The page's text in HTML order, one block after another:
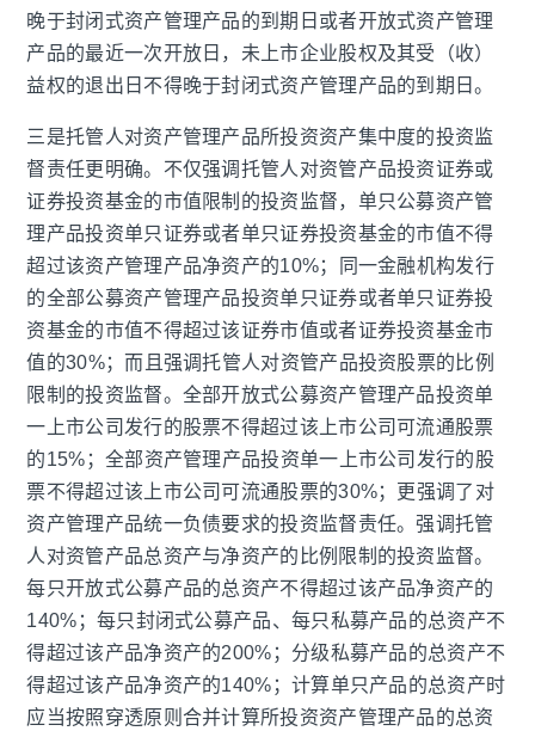
晚于封闭式资产管理产品的到期日或者开放式资产管理
产品的最近一次开放日，未上市企业股权及其受（收）
益权的退出日不得晚于封闭式资产管理产品的到期日。
三是托管人对资产管理产品所投资资产集中度的投资监
督责任更明确。不仅强调托管人对资管产品投资证券或
证券投资基金的市值限制的投资监督，单只公募资产管
理产品投资单只证券或者单只证券投资基金的市值不得
超过该资产管理产品净资产的10%；同一金融机构发行
的全部公募资产管理产品投资单只证券或者单只证券投
资基金的市值不得超过该证券市值或者证券投资基金市
值的30%；而且强调托管人对资管产品投资股票的比例
限制的投资监督。全部开放式公募资产管理产品投资单
一上市公司发行的股票不得超过该上市公司可流通股票
的15% ；全部资产管理产品投资单一上市公司发行的股
票不得超过该上市公司可流通股票的30%；更强调了对
资产管理产品统一负债要求的投资监督责任。强调托管
人对资管产品总资产与净资产的比例限制的投资监督。
每只开放式公募产品的总资产不得超过该产品净资产的
140% ；每只封闭式公募产品、每只私募产品的总资产不
得超过该产品净资产的200% ；分级私募产品的总资产不
得超过该产品净资产的140% ；计算单只产品的总资产时
应当按照穿透原则合并计算所投资资产管理产品的总资